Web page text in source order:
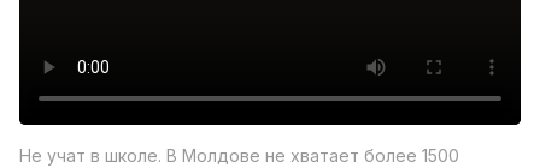
Не учат в школе. В Молдове не хватает более 1500